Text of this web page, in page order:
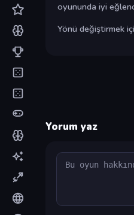
oyununda iyi
Yönü değiştirmek
Yorum yaz
Yorum